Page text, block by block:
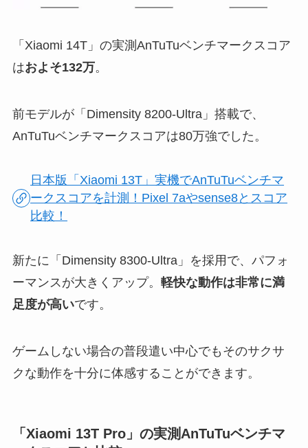
「Xiaomi 14T」の実測AnTuTuベンチマークスコア
はおよそ132万。
前モデルが「Dimensity 8200-Ultra」搭載で、
AnTuTuベンチマークスコアは80万強でした。
日本版「Xiaomi 13T」実機でAnTuTuベンチマ
ークスコアを計測！Pixel 7aやsense8とスコア
比較！
新たに「Dimensity 8300-Ultra」を採用で、パフォ
ーマンスが大きくアップ。 軽快な動作は非常に満
足度が高いです。
ゲームしない場合の普段遣い中心でもそのサクサ
クな動作を十分に体感することができます。
「Xiaomi 13T Pro」の実測AnTuTuベンチマ